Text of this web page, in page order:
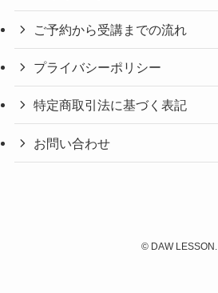
ご予約から受講までの流れ
プライバシーポリシー
特定商取引法に基づく表記
お問い合わせ
©DAW LESSON.